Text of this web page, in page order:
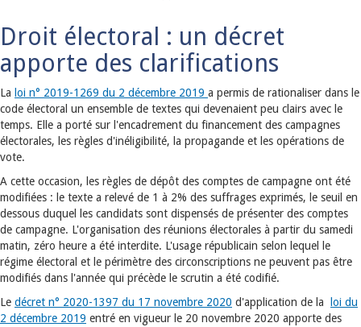
Droit électoral : un décret
apporte des clarifications
La loi n° 2019-1269 du 2 décembre 2019 a permis de rationaliser dans le
code électoral un ensemble de textes qui devenaient peu clairs avec le
temps. Elle a porté sur l'encadrement du financement des campagnes
électorales, les règles d'inéligibilité, la propagande et les opérations de
vote.
A cette occasion, les règles de dépôt des comptes de campagne ont été
modifiées : le texte a relevé de 1 à 2% des suffrages exprimés, le seuil en
dessous duquel les candidats sont dispensés de présenter des comptes
de campagne. L'organisation des réunions électorales à partir du samedi
matin, zéro heure a été interdite. L'usage républicain selon lequel le
régime électoral et le périmètre des circonscriptions ne peuvent pas être
modifiés dans l'année qui précède le scrutin a été codifié.
Le décret n° 2020-1397 du 17 novembre 2020 d'application de la
loi du
2 décembre 2019 entré en vigueur le 20 novembre 2020 apporte des